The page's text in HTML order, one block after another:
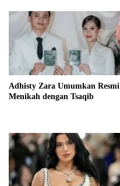
Adhisty Zara Umumkan Resmi
Menikah dengan Tsaqib